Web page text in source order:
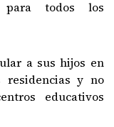
para todos los
a sus hijos en
residencias y no
educativos